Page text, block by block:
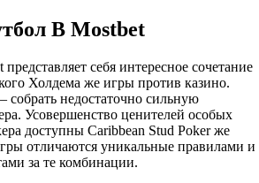
В Mostbet
себя интересное сочетание
Холдема же игры против казино.
собрать недостаточно сильную
Усовершенство ценителей особых
доступны Caribbean Stud Poker же
отличаются уникальные правилами и
за те комбинации.